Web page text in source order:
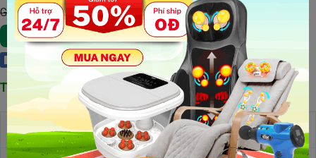
Giá Gốc : 1,180,000 đ
Xem Chi Tiết Thêm Vào Giỏ Hàng
Thông số kỹ thuật m áy massage cầm tay Puli PL-622
Model PL-622